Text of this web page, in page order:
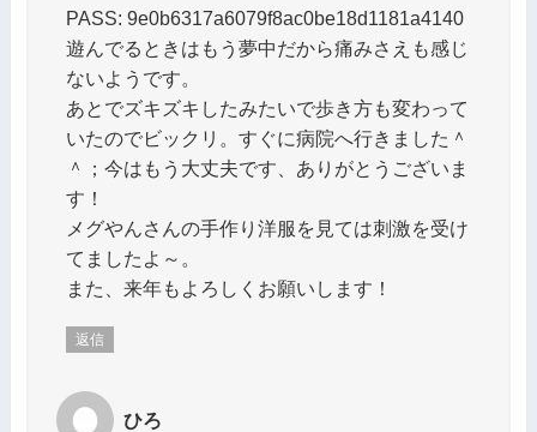
PASS: 9e0b6317a6079f8ac0be18d1181a4140
遊んでるときはもう夢中だから痛みさえも感じ
ないようです。
あとでズキズキしたみたいで歩き方も変わって
いたのでビックリ。すぐに病院へ行きました＾
＾；今はもう大丈夫です、ありがとうございま
す！
メグやんさんの手作り洋服を見ては刺激を受け
てましたよ～。
また、来年もよろしくお願いします！
返信
ひろ